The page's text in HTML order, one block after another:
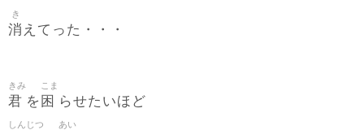
消
き
えてった・・・
君
きみ
を 困
こま
らせたいほど
しんじつ あい